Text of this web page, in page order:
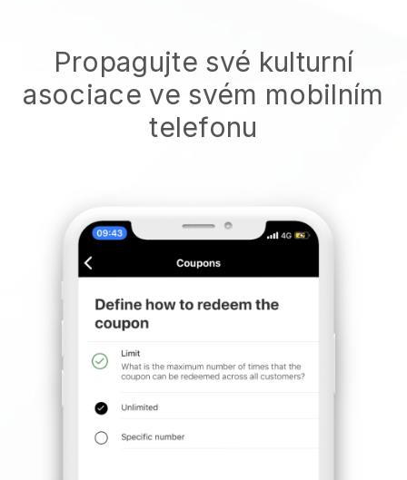
Propagujte své kulturní
asociace ve svém mobilním
telefonu